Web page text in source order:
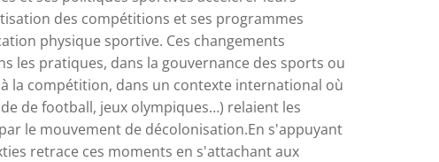
des compétitions et ses programmes
physique sportive. Ces changements
les pratiques, dans la gouvernance des sports ou
la compétition, dans un contexte international où
de football, jeux olympiques…) relaient les
le mouvement de décolonisation.En s'appuyant
retrace ces moments en s'attachant aux